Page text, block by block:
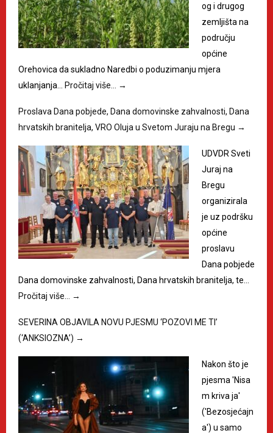
og i drugog
zemljišta na
području
općine
Orehovica da sukladno Naredbi o poduzimanju mjera
uklanjanja…
Pročitaj više… →
Proslava Dana pobjede, Dana domovinske zahvalnosti, Dana
hrvatskih branitelja, VRO Oluja u Svetom Juraju na Bregu →
UDVDR Sveti
Juraj na
Bregu
organizirala
je uz podršku
općine
proslavu
Dana pobjede
Dana domovinske zahvalnosti, Dana hrvatskih branitelja, te…
Pročitaj više…
→
SEVERINA OBJAVILA NOVU PJESMU ‘POZOVI ME TI’
(‘ANKSIOZNA’) →
Nakon što je
pjesma 'Nisa
m kriva ja'
('Bezosjećajn
a') u samo